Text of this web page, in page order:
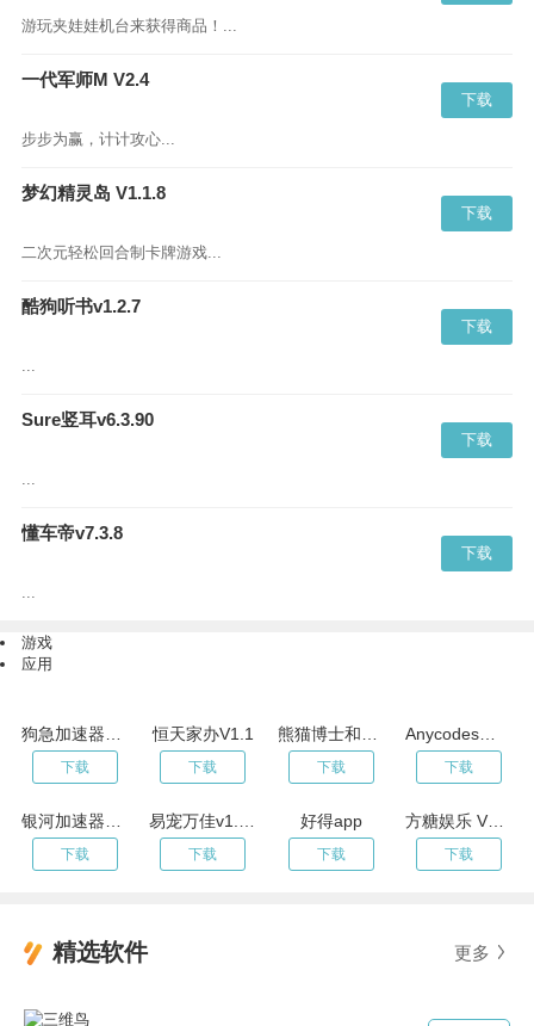
游玩夹娃娃机台来获得商品！...
一代军师M V2.4
步步为赢，计计攻心...
下载
梦幻精灵岛 V1.1.8
二次元轻松回合制卡牌游戏...
下载
酷狗听书v1.2.7
...
下载
Sure竖耳v6.3.90
...
下载
懂车帝v7.3.8
...
下载
游戏
应用
下载
恒天家办V1.1
下载 下载 下载
下载 下载
好得app
下载 下载
精选软件 更多